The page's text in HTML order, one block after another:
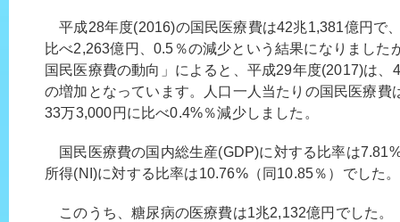
平成28年度(2016)の国民医療費は42兆1,381億円で
比べ2,263億円、0.5％の減少という結果になりました
国民医療費の動向」によると、平成29年度(2017)は
の増加となっています。人口一人当たりの国民医療費
33万3,000円に比べ0.4%％減少しました。
国民医療費の国内総生産(GDP)に対する比率は
所得(NI)に対する比率は10.76%（同10.85％）でした。
このうち、糖尿病の医療費は1兆2,132億円でした。